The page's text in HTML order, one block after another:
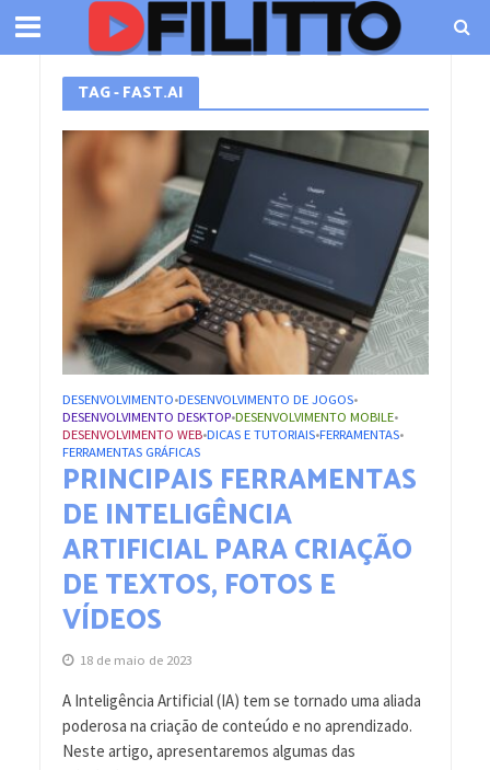
TAG - FAST.AI
DESENVOLVIMENTO•DESENVOLVIMENTO DE JOGOS•
DESENVOLVIMENTO DESKTOP•DESENVOLVIMENTO MOBILE•
DESENVOLVIMENTO WEB•DICAS E TUTORIAIS•FERRAMENTAS•
FERRAMENTAS GRÁFICAS
PRINCIPAIS FERRAMENTAS
DE INTELIGÊNCIA
ARTIFICIAL PARA CRIAÇÃO
DE TEXTOS, FOTOS E
VÍDEOS
18 de maio de 2023
A Inteligência Artificial (IA) tem se tornado uma aliada
poderosa na criação de conteúdo e no aprendizado.
Neste artigo, apresentaremos algumas das